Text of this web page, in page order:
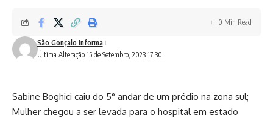
Última Alteração 15 de Setembro, 2023 17:30
São Gonçalo Informa
0 Min Read
Sabine Boghici caiu do 5° andar de um prédio na zona sul;
Mulher chegou a ser levada para o hospital em estado